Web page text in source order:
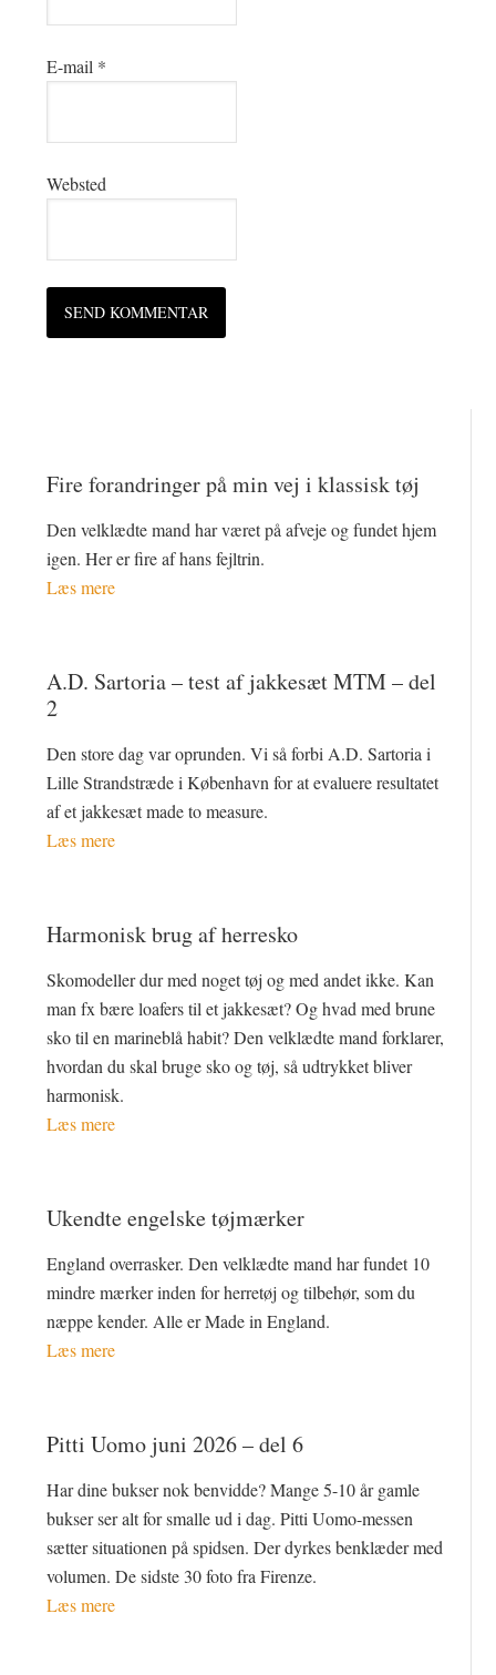
E-mail *
Websted
Fire forandringer på min vej i klassisk tøj
Den velklædte mand har været på afveje og fundet hjem
igen. Her er fire af hans fejltrin.
Læs mere
A.D. Sartoria – test af jakkesæt MTM – del
2
Den store dag var oprunden. Vi så forbi A.D. Sartoria i
Lille Strandstræde i København for at evaluere resultatet
af et jakkesæt made to measure.
Læs mere
Harmonisk brug af herresko
Skomodeller dur med noget tøj og med andet ikke. Kan
man fx bære loafers til et jakkesæt? Og hvad med brune
sko til en marineblå habit? Den velklædte mand forklarer,
hvordan du skal bruge sko og tøj, så udtrykket bliver
harmonisk.
Læs mere
Ukendte engelske tøjmærker
England overrasker. Den velklædte mand har fundet 10
mindre mærker inden for herretøj og tilbehør, som du
næppe kender. Alle er Made in England.
Læs mere
Pitti Uomo juni 2026 – del 6
Har dine bukser nok benvidde? Mange 5-10 år gamle
bukser ser alt for smalle ud i dag. Pitti Uomo-messen
sætter situationen på spidsen. Der dyrkes benklæder med
volumen. De sidste 30 foto fra Firenze.
Læs mere